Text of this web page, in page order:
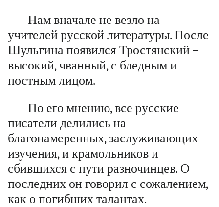
Нам вначале не везло на
учителей русской литературы. После
Шульгина появился Тростянский –
высокий, чванный, с бледным и
постным лицом.
По его мнению, все русские
писатели делились на
благонамеренных, заслуживающих
изучения, и крамольников и
сбившихся с пути разночинцев. О
последних он говорил с сожалением,
как о погибших талантах.